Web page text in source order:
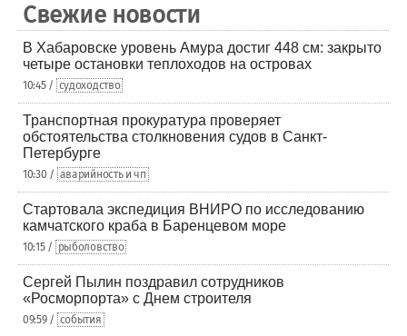
Свежие новости
В Хабаровске уровень Амура достиг 448 см: закрыто
четыре остановки теплоходов на островах
10:45 / судоходство
Транспортная прокуратура проверяет
обстоятельства столкновения судов в Санкт-
Петербурге
10:30 / аварийность и чп
Стартовала экспедиция ВНИРО по исследованию
камчатского краба в Баренцевом море
10:15 / рыболовство
Сергей Пылин поздравил сотрудников
«Росморпорта» с Днем строителя
09:59 / события